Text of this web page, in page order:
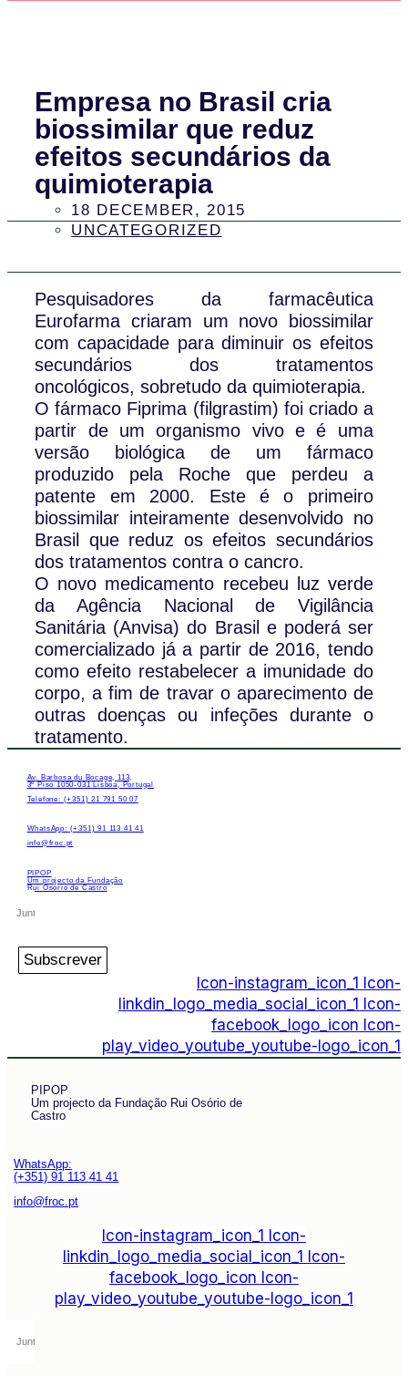
Empresa no Brasil cria
biossimilar que reduz
efeitos secundários da
quimioterapia
18 DECEMBER, 2015
UNCATEGORIZED
Pesquisadores da farmacêutica
Eurofarma criaram um novo biossimilar
com capacidade para diminuir os efeitos
secundários dos tratamentos
oncológicos, sobretudo da quimioterapia.
O fármaco Fiprima (filgrastim) foi criado a
partir de um organismo vivo e é uma
versão biológica de um fármaco
produzido pela Roche que perdeu a
patente em 2000. Este é o primeiro
biossimilar inteiramente desenvolvido no
Brasil que reduz os efeitos secundários
dos tratamentos contra o cancro.
O novo medicamento recebeu luz verde
da Agência Nacional de Vigilância
Sanitária (Anvisa) do Brasil e poderá ser
comercializado já a partir de 2016, tendo
como efeito restabelecer a imunidade do
corpo, a fim de travar o aparecimento de
outras doenças ou infeções durante o
tratamento.
Av. Barbosa du Bocage, 113,
3º Piso 1050-031 Lisboa, Portugal
Telefone: (+351) 21 791 50 07
WhatsApp: (+351) 91 113 41 41
info@froc.pt
PIPOP
Um projecto da Fundação
Rui Osório de Castro
Subscrever
Icon-instagram_icon_1
Icon-
linkdin_logo_media_social_icon_1
Icon-
facebook_logo_icon Icon-
play_video_youtube_youtube-logo_icon_1
PIPOP
Um projecto da Fundação Rui Osório de
Castro
WhatsApp:
(+351) 91 113 41 41
info@froc.pt
Icon-instagram_icon_1
Icon-
linkdin_logo_media_social_icon_1
Icon-
facebook_logo_icon Icon-
play_video_youtube_youtube-logo_icon_1